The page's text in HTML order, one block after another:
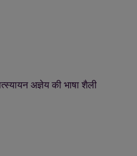
अज्ञेय की भाषा शैली